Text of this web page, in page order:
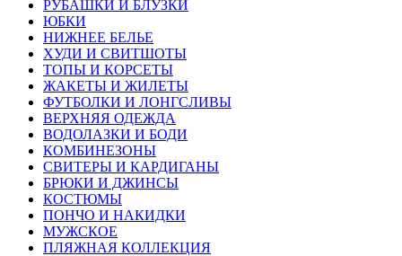
РУБАШКИ И БЛУЗКИ
ЮБКИ
НИЖНЕЕ БЕЛЬЕ
ХУДИ И СВИТШОТЫ
ТОПЫ И КОРСЕТЫ
ЖАКЕТЫ И ЖИЛЕТЫ
ФУТБОЛКИ И ЛОНГСЛИВЫ
ВЕРХНЯЯ ОДЕЖДА
ВОДОЛАЗКИ И БОДИ
КОМБИНЕЗОНЫ
СВИТЕРЫ И КАРДИГАНЫ
БРЮКИ И ДЖИНСЫ
КОСТЮМЫ
ПОНЧО И НАКИДКИ
МУЖСКОЕ
ПЛЯЖНАЯ КОЛЛЕКЦИЯ